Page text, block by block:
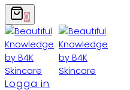
0
Logga in